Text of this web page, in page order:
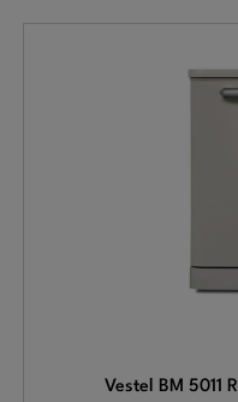
Vestel BM 5011